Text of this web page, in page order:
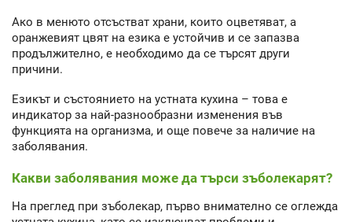
Ако в менюто отсъстват храни, които оцветяват, а
оранжевият цвят на езика е устойчив и се запазва
продължително, е необходимо да се търсят други
причини.
Езикът и състоянието на устната кухина – това е
индикатор за най-разнообразни изменения във
функцията на организма, и още повече за наличие на
заболявания.
Какви заболявания може да търси зъболекарят?
На преглед при зъболекар, първо внимателно се оглежда